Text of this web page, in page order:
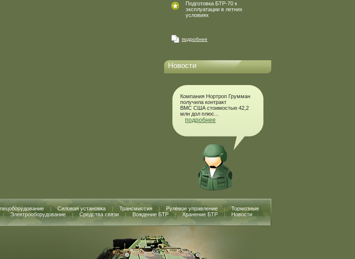
Подготовка БТР-70 к
эксплуатации в летних
условиях
подробнее
Новости
Компания Нортроп Грумман
получила контракт
ВМС США стоимостью 42,2
млн дол плюс...
подробнее
Силовая установка Трансмиссия Рулевое управление
Тормозные
Электрооборудование Средства связи Вождение БТР Хранение БТР Новости